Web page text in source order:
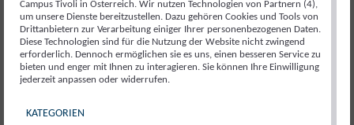
Beschreibung
Beschreibung
Campus Tivoli in Österreich. Wir nutzen Technologien von Partnern (4),
um unsere Dienste bereitzustellen. Dazu gehören Cookies und Tools von
Drittanbietern zur Verarbeitung einiger Ihrer personenbezogenen Daten.
Diese Technologien sind für die Nutzung der Website nicht zwingend
erforderlich. Dennoch ermöglichen sie es uns, einen besseren Service zu
bieten und enger mit Ihnen zu interagieren. Sie können Ihre Einwilligung
jederzeit anpassen oder widerrufen.
KATEGORIEN